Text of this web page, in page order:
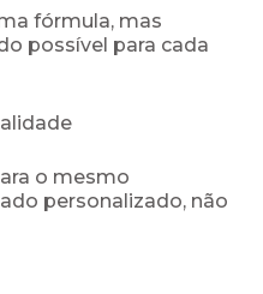
fórmula, mas
possível para cada
o mesmo
personalizado, não